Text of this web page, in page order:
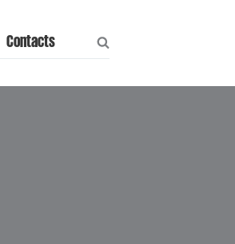
Contacts